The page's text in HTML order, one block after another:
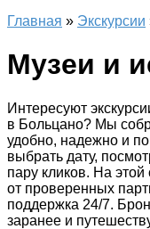
Главная » Экскурсии
Музеи и
Интересуют
в Больцано? Мы
удобно, надежно и
выбрать дату,
пару кликов. На
от проверенных
поддержка 24/7.
заранее и